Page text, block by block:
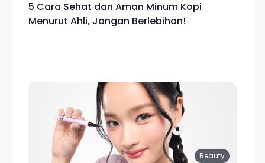
5 Cara Sehat dan Aman Minum Kopi
Menurut Ahli, Jangan Berlebihan!
Beauty